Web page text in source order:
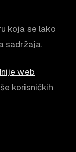
koja se lako
sadržaja.
web
korisničkih